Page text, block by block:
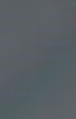
sont souvent
représentent
Une utilisation
significativement
fnac et